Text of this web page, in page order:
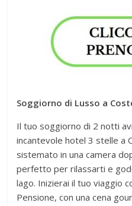
Soggiorno di Lusso a
Il tuo soggiorno di 2 notti
incantevole hotel 3 stelle a
sistemato in una camera
perfetto per rilassarti e
lago. Inizierai il tuo viaggio
Pensione, con una cena